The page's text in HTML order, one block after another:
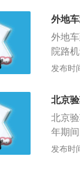
器和
指定
格贴
准备
期会
外地
外地
院路
预约
即可
险去
要求
前改
还未
发布时
北京
北京
年期
证明
发布时